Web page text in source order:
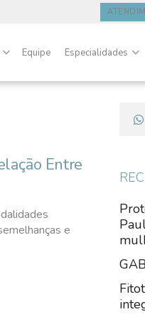
Equipe Especialidades
Entre
e